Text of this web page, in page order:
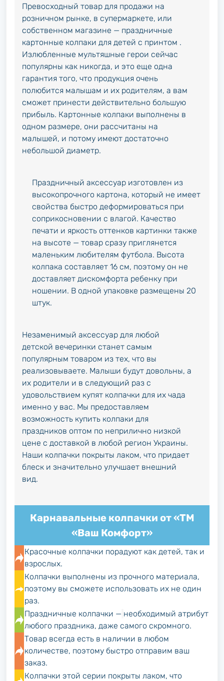
Превосходный товар для продажи на
розничном рынке, в супермаркете, или
собственном магазине — праздничные
картонные колпаки для детей с принтом .
Излюбленные мультяшные герои сейчас
популярны как никогда, и это еще одна
гарантия того, что продукция очень
полюбится малышам и их родителям, а вам
сможет принести действительно большую
прибыль. Картонные колпаки выполнены в
одном размере, они рассчитаны на
малышей, и потому имеют достаточно
небольшой диаметр.
Праздничный аксессуар изготовлен из
высокопрочного картона, который не имеет
свойства быстро деформироваться при
соприкосновении с влагой. Качество
печати и яркость оттенков картинки также
на высоте — товар сразу приглянется
маленьким любителям футбола. Высота
колпака составляет 16 см, поэтому он не
доставляет дискомфорта ребенку при
ношении. В одной упаковке размещены 20
штук.
Незаменимый аксессуар для любой
детской вечеринки станет самым
популярным товаром из тех, что вы
реализовываете. Малыши будут довольны, а
их родители и в следующий раз с
удовольствием купят колпачки для их чада
именно у вас. Мы предоставляем
возможность купить колпаки для
праздников оптом по неприлично низкой
цене с доставкой в любой регион Украины.
Наши колпачки покрыты лаком, что придает
блеск и значительно улучшает внешний
вид.
Карнавальные колпачки от «ТМ
«Ваш Комфорт»
Красочные колпачки порадуют как детей, так и
взрослых.
Колпачки выполнены из прочного материала,
поэтому вы сможете использовать их не один
раз.
Праздничные колпачки — необходимый атрибут
любого праздника, даже самого скромного.
Товар всегда есть в наличии в любом
количестве, поэтому быстро отправим ваш
заказ.
Колпачки этой серии покрыты лаком, что